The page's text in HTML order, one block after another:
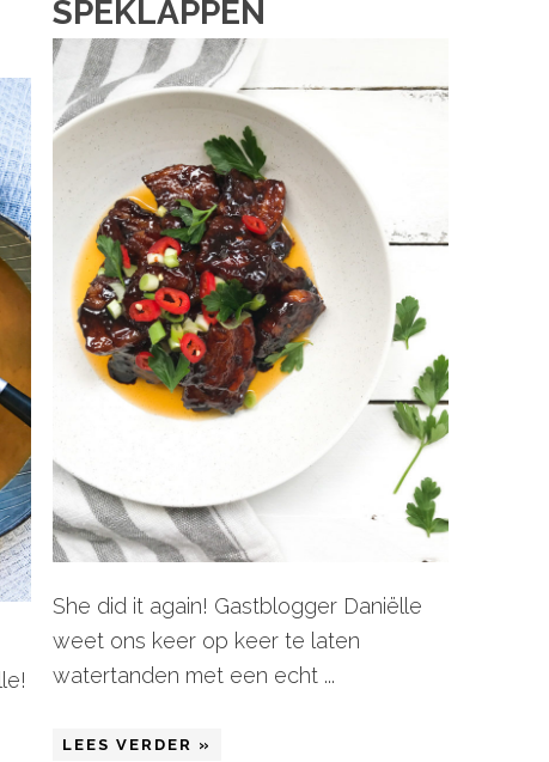
SPEKLAPPEN
She did it again! Gastblogger Daniëlle
weet ons keer op keer te laten
watertanden met een echt ...
LEES VERDER »